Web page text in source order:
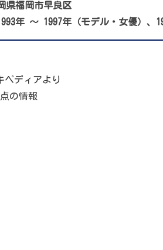
県福岡市早良区
年 〜 1997年（モデル・女優）、
ディアより
の情報